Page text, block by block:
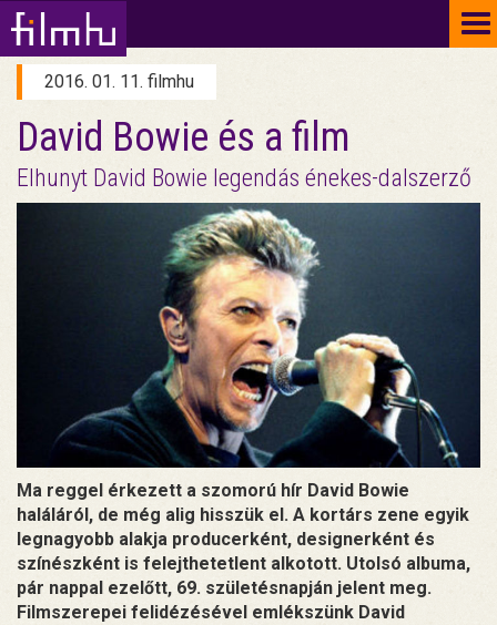
2016. 01. 11. filmhu
David Bowie és a film
Elhunyt David Bowie legendás énekes-dalszerző
Ma reggel érkezett a szomorú hír David Bowie
haláláról, de még alig hisszük el. A kortárs zene egyik
legnagyobb alakja producerként, designerként és
színészként is felejthetetlent alkotott. Utolsó albuma,
pár nappal ezelőtt, 69. születésnapján jelent meg.
Filmszerepei felidézésével emlékszünk David